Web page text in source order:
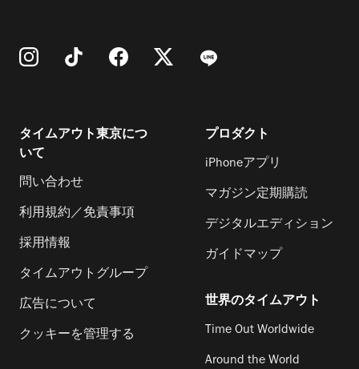
タイムアウト東京につ
いて
問い合わせ
利用規約／免責事項
採用情報
タイムアウトグループ
広告について
クッキーを管理する
プロダクト
iPhoneアプリ
マガジン定期購読
デジタルエディション
ガイドマップ
世界のタイムアウト
Time Out Worldwide
Around the World